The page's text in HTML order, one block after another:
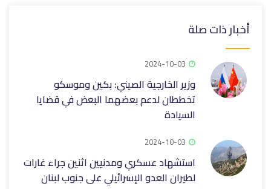
أخبار ذات صلة
2024-10-03
وزير الخارجية الصيني: بكين وموسكو
تخططان لدعم بعضهما البعض في قضايا
السيادة
2024-10-03
استشهاد عسكري ومدنيين اثنين جراء غارات
لطيران العدو الإسرائيلي على جنوب لبنان